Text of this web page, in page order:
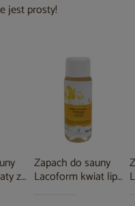
jest prosty!
z
Zapach do sauny
Lacoform kwiat lipy